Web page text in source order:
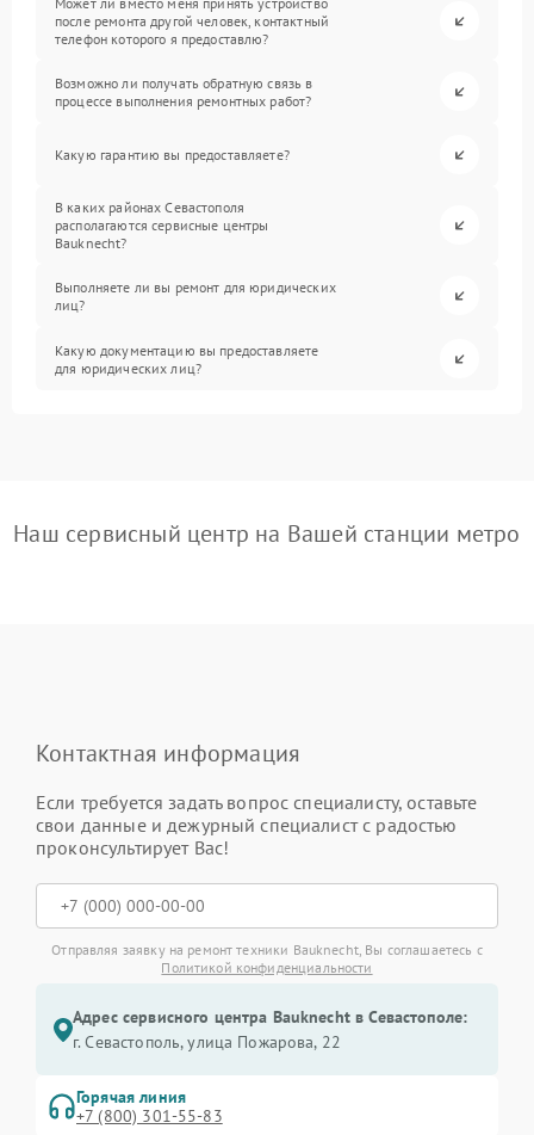
после ремонта другой человек, контактный
телефон которого я предоставлю?
Возможно ли получать обратную связь в
процессе выполнения ремонтных работ?
Какую гарантию вы предоставляете?
В каких районах Севастополя
располагаются сервисные центры
Bauknecht?
Выполняете ли вы ремонт для юридических
лиц?
Какую документацию вы предоставляете
для юридических лиц?
Наш сервисный центр на Вашей станции метро
Контактная информация
Если требуется задать вопрос специалисту, оставьте
свои данные и дежурный специалист с радостью
проконсультирует Вас!
Отправляя заявку на ремонт техники Bauknecht, Вы соглашаетесь с
Политикой конфиденциальности
Адрес сервисного центра Bauknecht в Севастополе:
г. Севастополь, улица Пожарова, 22
Горячая линия
+7 (800) 301-55-83